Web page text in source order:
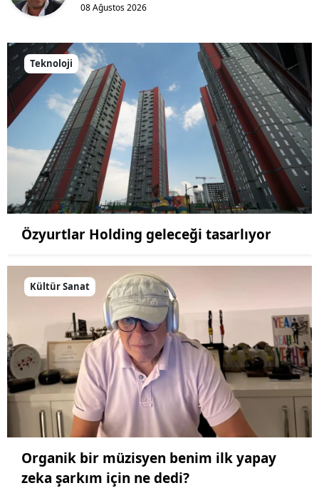
08 Ağustos 2026
Teknoloji
Özyurtlar Holding geleceği tasarlıyor
Kültür Sanat
Organik bir müzisyen benim ilk yapay
zeka şarkım için ne dedi?